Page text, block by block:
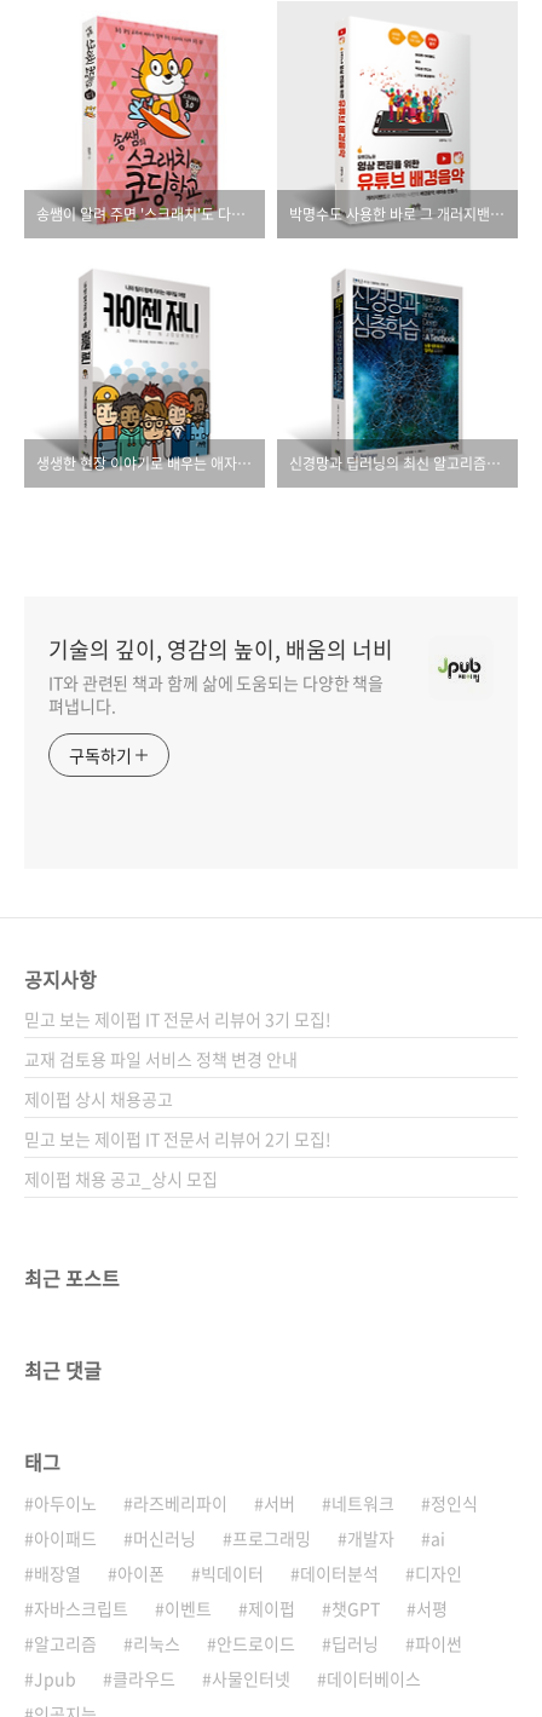
송쌤이 알려 주면 '스크래치'도 다릅니다! 박명수도 사용한 바로 그 개러지밴드로 나만의 배경음악을 만들어 보세요.
생생한 현장 이야기로 배우는 애자일 서적 신경망과 딥러닝의 최신 알고리즘과 탄탄한 이론을 담았다.
기술의 깊이, 영감의 높이, 배움의 너비
IT와 관련된 책과 함께 삶에 도움되는 다양한 책을
펴냅니다.
구독하기
공지사항
믿고 보는 제이펍 IT 전문서 리뷰어 3기 모집!
교재 검토용 파일 서비스 정책 변경 안내
제이펍 상시 채용공고
믿고 보는 제이펍 IT 전문서 리뷰어 2기 모집!
제이펍 채용 공고_상시 모집
최근 포스트
최근 댓글
태그
아두이노 라즈베리파이 서버 네트워크
정인식
아이패드
머신러닝 프로그래밍 개발자
ai
배장열
아이폰 빅데이터 데이터분석
디자인
자바스크립트
이벤트 제이펍 챗GPT
서평
알고리즘
리눅스 안드로이드 딥러닝
파이썬
Jpub
클라우드 사물인터넷
데이터베이스